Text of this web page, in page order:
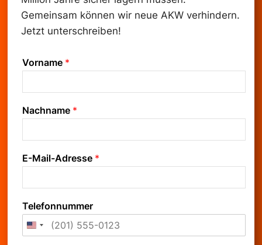
Gemeinsam können wir neue AKW verhindern.
Jetzt unterschreiben!
Vorname *
Nachname *
E-Mail-Adresse *
Telefonnummer